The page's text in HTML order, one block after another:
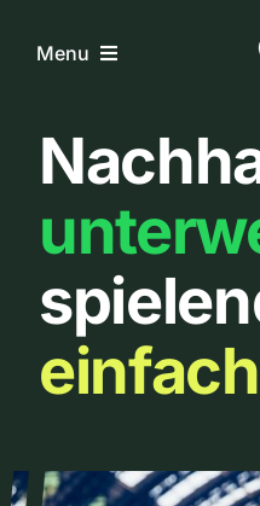
InhaltMenu
Home
Über uns
Urbanlist
einfach